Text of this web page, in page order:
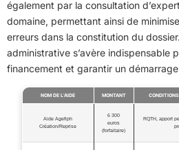
également par la consultation
domaine, permettant ainsi de
erreurs dans la constitution du
administrative s’avère indispensable
financement et garantir un
NOM DE L’AIDE MONTANT
Aide Agefiph
Création/Reprise
6 300
euros
(forfaitaire)
RQTH, apport